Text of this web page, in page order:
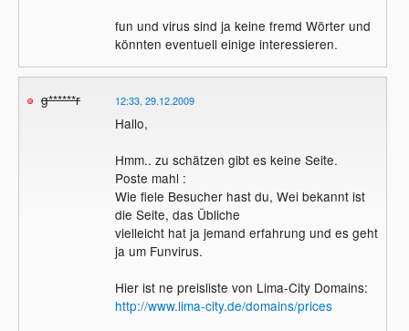
fun und virus sind ja keine fremd Wörter und
könnten eventuell einige interessieren.
g******r 12:33, 29.12.2009
Hallo,
Hmm.. zu schätzen gibt es keine Seite.
Poste mahl :
Wie fiele Besucher hast du, Wei bekannt ist
die Seite, das Übliche
vielleicht hat ja jemand erfahrung und es geht
ja um Funvirus.
Hier ist ne preisliste von Lima-City Domains:
http://www.lima-city.de/domains/prices